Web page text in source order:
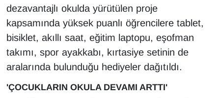
dezavantajlı okulda yürütülen proje
kapsamında yüksek puanlı öğrencilere tablet,
bisiklet, akıllı saat, eğitim laptopu, eşofman
takımı, spor ayakkabı, kırtasiye setinin de
aralarında bulunduğu hediyeler dağıtıldı.
'ÇOCUKLARIN OKULA DEVAMI ARTTI'
TEBRİK
TEKNOLOJİ
Turizm
VAN'DA SPOR